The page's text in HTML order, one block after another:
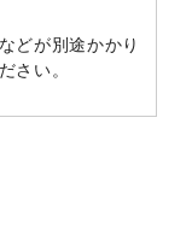
どが別途かかり
さい。